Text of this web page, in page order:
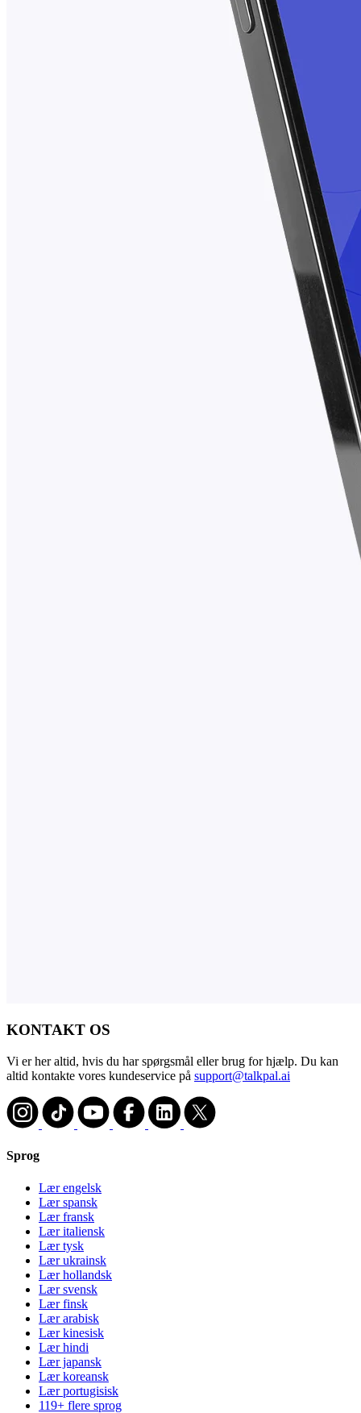
KONTAKT OS
Vi er her altid, hvis du har spørgsmål eller brug for hjælp. Du kan
altid kontakte vores kundeservice på support@talkpal.ai
Sprog
Lær engelsk
Lær spansk
Lær fransk
Lær italiensk
Lær tysk
Lær ukrainsk
Lær hollandsk
Lær svensk
Lær finsk
Lær arabisk
Lær kinesisk
Lær hindi
Lær japansk
Lær koreansk
Lær portugisisk
119+ flere sprog